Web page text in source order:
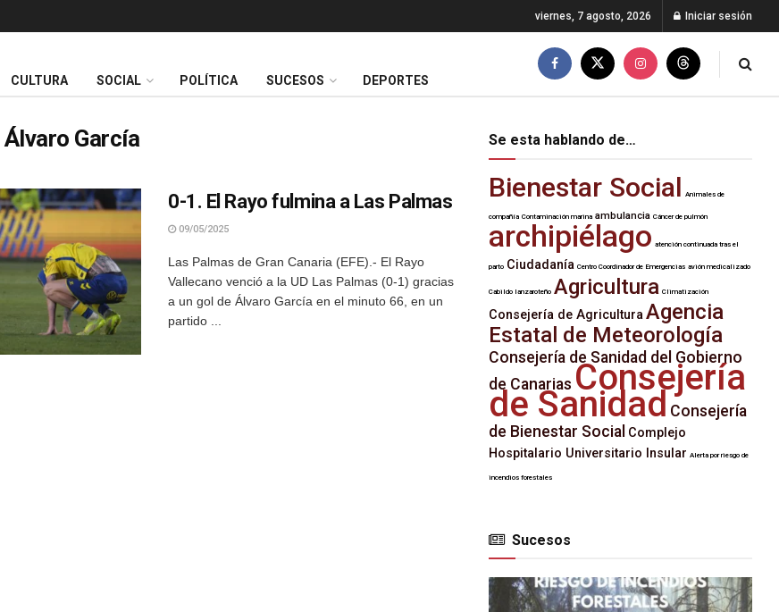
viernes, 7 agosto, 2026 Iniciar sesión
CULTURA SOCIAL POLÍTICA SUCESOS DEPORTES
Álvaro García
0-1. El Rayo fulmina a Las Palmas
09/05/2025
Las Palmas de Gran Canaria (EFE).- El Rayo
Vallecano venció a la UD Las Palmas (0-1) gracias
a un gol de Álvaro García en el minuto 66, en un
partido ...
Se esta hablando de…
Bienestar Social Animales de
compañía Contaminación marina ambulancia Cáncer de pulmón
archipiélago atención continuada tras el
parto Ciudadanía Centro Coordinador de Emergencias avión medicalizado
Cabildo lanzaroteño Agricultura Climatización
Consejería de AgriculturaAgencia
Estatal de Meteorología
Consejería de Sanidad del Gobierno
de Canarias Consejería
de Sanidad Consejería
de Bienestar Social Complejo
Hospitalario Universitario Insular Alerta por riesgo de
incendios forestales
Sucesos